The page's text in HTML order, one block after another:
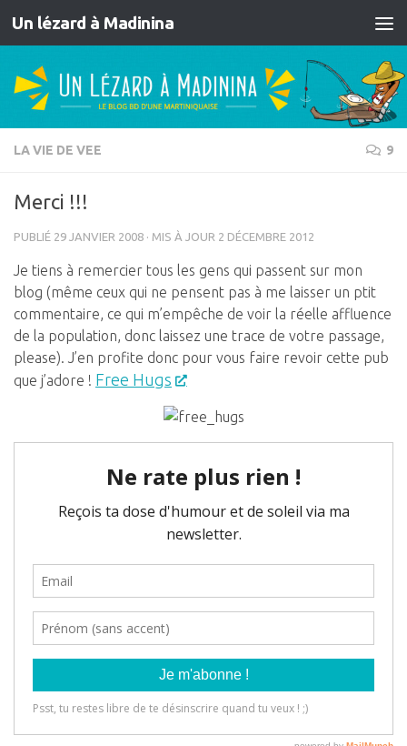
Skip to content
Un lézard à Madinina
LA VIE DE VEE 9
Merci !!!
PUBLIÉ 29 JANVIER 2008 · MIS À JOUR 2 DÉCEMBRE 2012
Je tiens à remercier tous les gens qui passent sur mon
blog (même ceux qui ne pensent pas à me laisser un ptit
commentaire, ce qui m’empêche de voir la réelle affluence
de la population, donc laissez une trace de votre passage,
please). J’en profite donc pour vous faire revoir cette pub
que j’adore ! Free Hugs